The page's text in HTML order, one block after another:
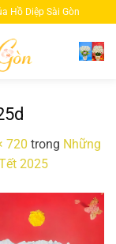
Hồ Diệp Sài Gòn
720 trong Những
2025